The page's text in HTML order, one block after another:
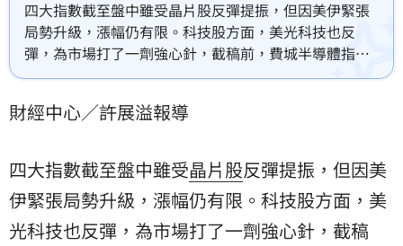
四大指數截至盤中雖受晶片股反彈提振，但因美伊緊張
局勢升級，漲幅仍有限。科技股方面，美光科技也反
彈，為市場打了一劑強心針，截稿前，費城半導體指數
漲420.78點，台指期夜盤則漲425點。
財經中心／許展溢報導
四大指數截至盤中雖受晶片股反彈提振，但因美
伊緊張局勢升級，漲幅仍有限。科技股方面， 美
光科技也反彈，為市場打了一劑強心針，截稿